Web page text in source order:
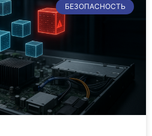
БЕЗОПАСНОСТЬ